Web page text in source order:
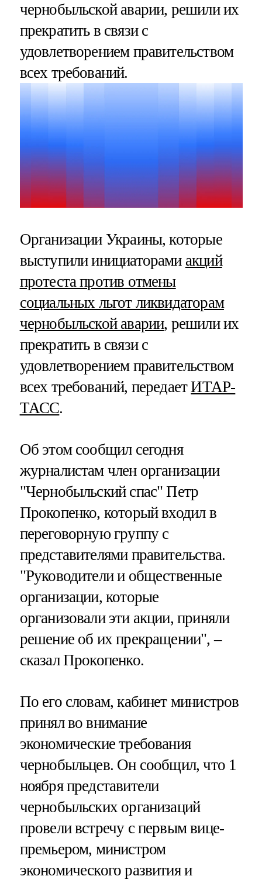
чернобыльской аварии, решили их
прекратить в связи с
удовлетворением правительством
всех требований.
Организации Украины, которые
выступили инициаторами акций
протеста против отмены
социальных льгот ликвидаторам
чернобыльской аварии, решили их
прекратить в связи с
удовлетворением правительством
всех требований, передаетИТАР-
ТАСС.
Об этом сообщил сегодня
журналистам член организации
"Чернобыльский спас" Петр
Прокопенко, который входил в
переговорную группу с
представителями правительства.
"Руководители и общественные
организации, которые
организовали эти акции, приняли
решение об их прекращении", –
сказал Прокопенко.
По его словам, кабинет министров
принял во внимание
экономические требования
чернобыльцев. Он сообщил, что 1
ноября представители
чернобыльских организаций
провели встречу с первым вице-
премьером, министром
экономического развития и